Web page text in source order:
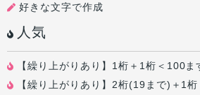
好きな文字で作成
人気
【繰り上がりあり】1桁＋1桁＜100ま
【繰り上がりあり】2桁(19まで)＋1